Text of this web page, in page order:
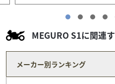
MEGURO S1に関連
メーカー別ランキング